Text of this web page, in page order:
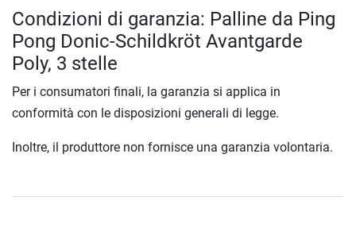
Condizioni di garanzia: Palline da Ping
Pong Donic-Schildkröt Avantgarde
Poly, 3 stelle
Per i consumatori finali, la garanzia si applica in
conformità con le disposizioni generali di legge.
Inoltre, il produttore non fornisce una garanzia volontaria.